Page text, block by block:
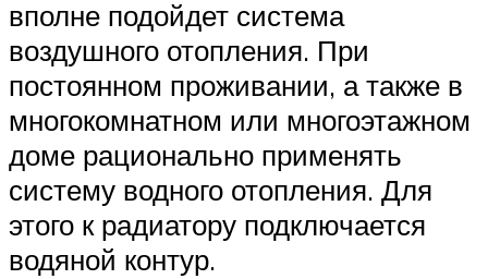
вполне подойдет система
воздушного отопления. При
постоянном проживании, а также в
многокомнатном или многоэтажном
доме рационально применять
систему водного отопления. Для
этого к радиатору подключается
водяной контур.